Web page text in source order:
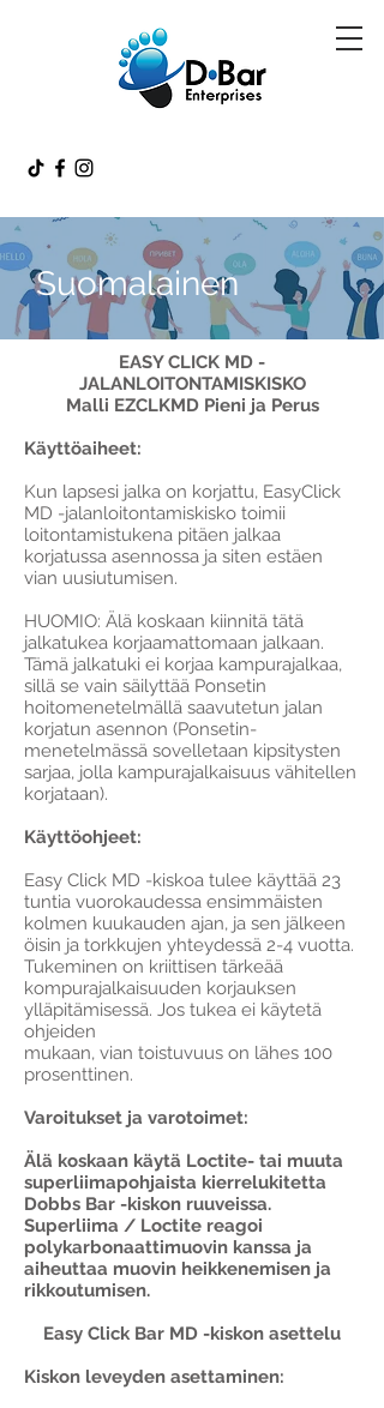
Suomalainen
EASY CLICK MD -
JALANLOITONTAMISKISKO
Malli EZCLKMD Pieni ja Perus
Käyttöaiheet:
Kun lapsesi jalka on korjattu, EasyClick
MD -jalanloitontamiskisko toimii
loitontamistukena pitäen jalkaa
korjatussa asennossa ja siten estäen
vian uusiutumisen.
HUOMIO: Älä koskaan kiinnitä tätä
jalkatukea korjaamattomaan jalkaan.
Tämä jalkatuki ei korjaa kampurajalkaa,
sillä se vain säilyttää Ponsetin
hoitomenetelmällä saavutetun jalan
korjatun asennon (Ponsetin-
menetelmässä sovelletaan kipsitysten
sarjaa, jolla kampurajalkaisuus vähitellen
korjataan).
Käyttöohjeet:
Easy Click MD -kiskoa tulee käyttää 23
tuntia vuorokaudessa ensimmäisten
kolmen kuukauden ajan, ja sen jälkeen
öisin ja torkkujen yhteydessä 2-4 vuotta.
Tukeminen on kriittisen tärkeää
kompurajalkaisuuden korjauksen
ylläpitämisessä. Jos tukea ei käytetä
ohjeiden
mukaan, vian toistuvuus on lähes 100
prosenttinen.
Varoitukset ja varotoimet:
Älä koskaan käytä Loctite- tai muuta
superliimapohjaista kierrelukitetta
Dobbs Bar -kiskon ruuveissa.
Superliima / Loctite reagoi
polykarbonaattimuovin kanssa ja
aiheuttaa muovin heikkenemisen ja
rikkoutumisen.
Easy Click Bar MD -kiskon asettelu
Kiskon leveyden asettaminen: